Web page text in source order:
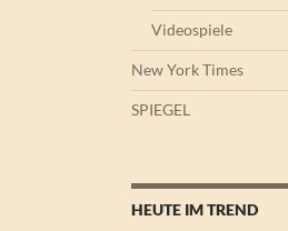
Videospiele
New York Times
SPIEGEL
HEUTE IM TREND